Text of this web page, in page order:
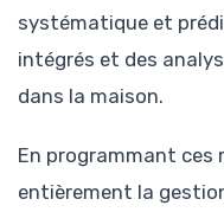
systématique et
intégrés et des
dans la maison.
En programmant ces
entièrement la